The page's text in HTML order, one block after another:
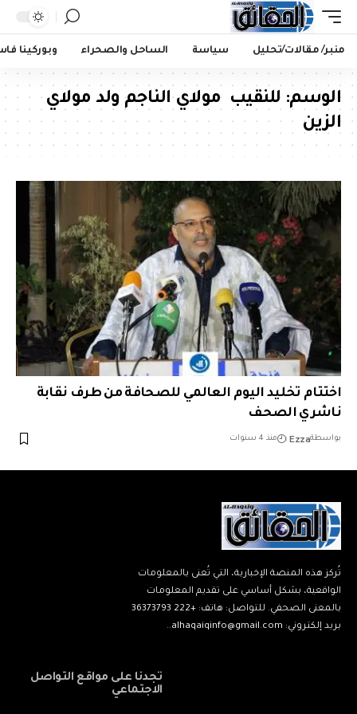
منبر/ مقالات/تحليل سياسة الساحل والصحراء وبوركينا
الوسم:للنقيب مولاي الناجم ولد مولاي
الزين
اختتام تخليد اليوم العالمي للصحافة من طرف نقابة
ناشري الصحف
بواسطةEzza منذ 4 سنوات
تُركز هذه المنصة الإخبارية، التي تُعنى بالمعلومات
الواقعية، بشكل أساسي على تقديم المعلومات
بالمعنى الصحفي. للتواصل: هاتف: +222 36373793
بريد إلكتروني: alhaqaiqinfo@gmail.com..
تجدنا على مواقع التواصل
الاجتماعي